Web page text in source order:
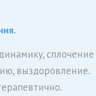
сплочение
выздоровление.